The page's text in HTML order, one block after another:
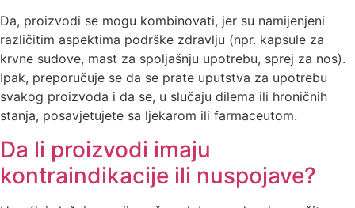
Da, proizvodi se mogu kombinovati, jer su namijenjeni
različitim aspektima podrške zdravlju (npr. kapsule za
krvne sudove, mast za spoljašnju upotrebu, sprej za nos).
Ipak, preporučuje se da se prate uputstva za upotrebu
svakog proizvoda i da se, u slučaju dilema ili hroničnih
stanja, posavjetujete sa ljekarom ili farmaceutom.
Da li proizvodi imaju
kontraindikacije ili nuspojave?